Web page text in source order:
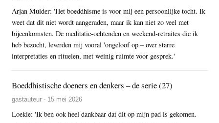
Arjan Mulder: 'Het boeddhisme is voor mij een persoonlijke tocht. Ik
weet dat dit niet wordt aangeraden, maar ik kan niet zo veel met
bijeenkomsten. De meditatie-ochtenden en weekend-retraites die ik
heb bezocht, leverden mij vooral 'ongeloof op – over starre
interpretaties en rituelen, met weinig ruimte voor gesprek.'
Boeddhistische doeners en denkers – de serie (27)
gastauteur - 15 mei 2026
Loekie: 'Ik ben ook heel dankbaar dat dit op mijn pad is gekomen.